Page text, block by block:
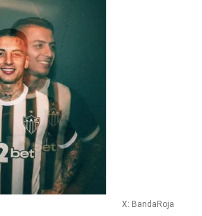
X: BandaRoja